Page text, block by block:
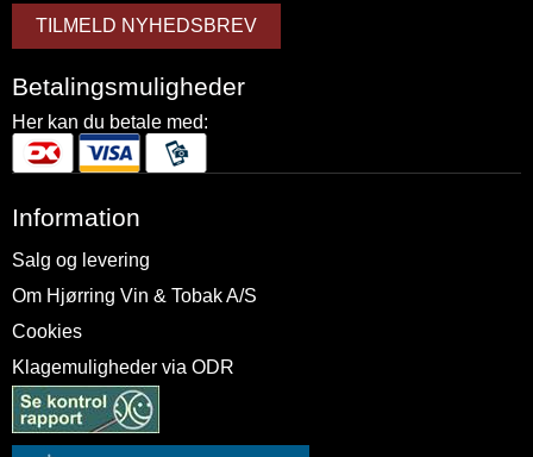
TILMELD NYHEDSBREV
Betalingsmuligheder
Her kan du betale med:
Information
Salg og levering
Om Hjørring Vin & Tobak A/S
Cookies
Klagemuligheder via ODR